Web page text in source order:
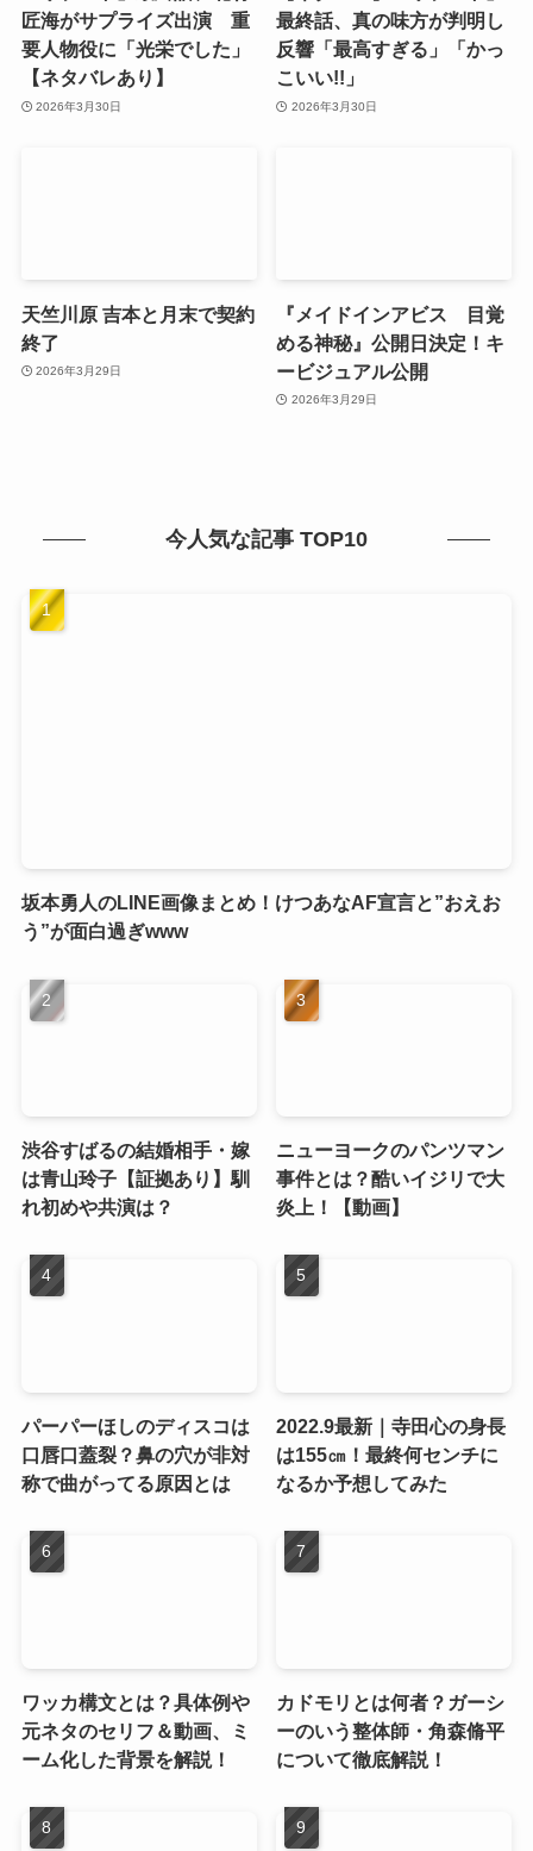
匠海がサプライズ出演 重
要人物役に「光栄でした」
【ネタバレあり】
2026年3月30日
最終話、真の味方が判明し
反響「最高すぎる」「かっ
こいい!!」
2026年3月30日
天竺川原 吉本と月末で契約
終了
2026年3月29日
『メイドインアビス 目覚
める神秘』公開日決定！キ
ービジュアル公開
2026年3月29日
今人気な記事 TOP10
坂本勇人のLINE画像まとめ！けつあなAF宣言と”おえお
う”が面白過ぎwww
渋谷すばるの結婚相手・嫁
は青山玲子【証拠あり】馴
れ初めや共演は？
ニューヨークのパンツマン
事件とは？酷いイジリで大
炎上！【動画】
パーパーほしのディスコは
口唇口蓋裂？鼻の穴が非対
称で曲がってる原因とは
2022.9最新｜寺田心の身長
は155㎝！最終何センチに
なるか予想してみた
ワッカ構文とは？具体例や
元ネタのセリフ＆動画、ミ
ーム化した背景を解説！
カドモリとは何者？ガーシ
ーのいう整体師・角森脩平
について徹底解説！